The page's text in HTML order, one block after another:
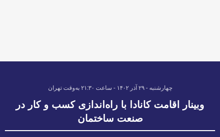
چهارشنبه - ۲۹ آذر ۱۴۰۲ - ساعت ۲۱:۳۰ به‌وقت تهران
وبینار اقامت کانادا با راه‌اندازی کسب و کار در
صنعت ساختمان